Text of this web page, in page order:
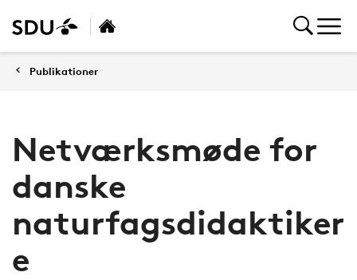
Publikationer
Netværksmøde for
danske
naturfagsdidaktiker
e